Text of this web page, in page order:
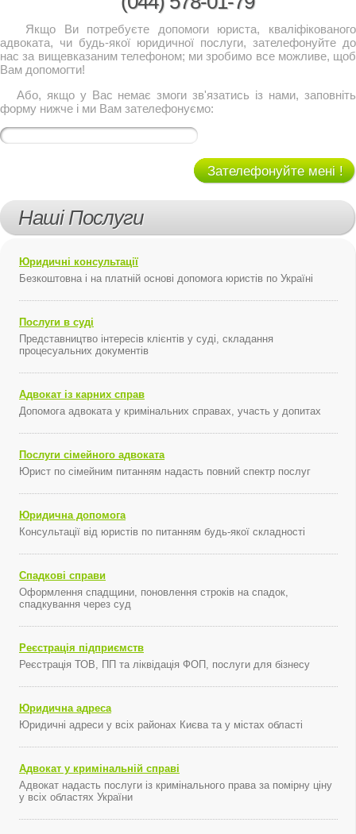
Якщо Ви потребуєте допомоги юриста, кваліфікованого
адвоката, чи будь-якої юридичної послуги, зателефонуйте до
нас за вищевказаним телефоном; ми зробимо все можливе, щоб
Вам допомогти!
Або, якщо у Вас немає змоги зв'язатись із нами, заповніть
форму нижче і ми Вам зателефонуємо:
Зателефонуйте мені !
Наші Послуги
Юридичні консультації
Безкоштовна і на платній основі допомога юристів по Україні
Послуги в суді
Представництво інтересів клієнтів у суді, складання
процесуальних документів
Адвокат із карних справ
Допомога адвоката у кримінальних справах, участь у допитах
Послуги сімейного адвоката
Юрист по сімейним питанням надасть повний спектр послуг
Юридична допомога
Консультації від юристів по питанням будь-якої складності
Спадкові справи
Оформлення спадщини, поновлення строків на спадок,
спадкування через суд
Реєстрація підприємств
Реєстрація ТОВ, ПП та ліквідація ФОП, послуги для бізнесу
Юридична адреса
Юридичні адреси у всіх районах Києва та у містах області
Адвокат у кримінальній справі
Адвокат надасть послуги із кримінального права за помірну ціну
у всіх областях України